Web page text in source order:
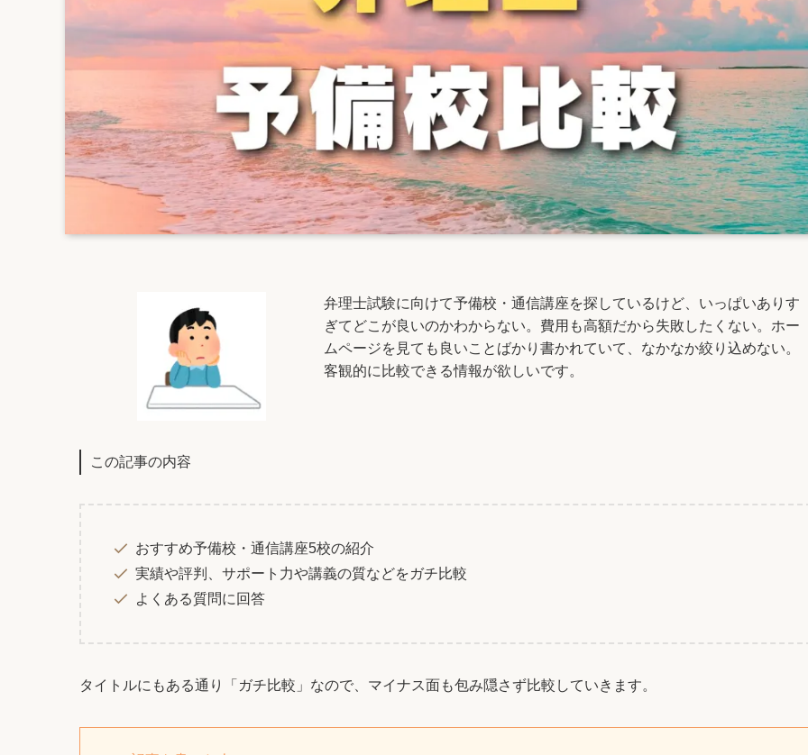
弁理士試験に向けて予備校・通信講座を探しているけど、いっぱいありす
ぎてどこが良いのかわからない。費用も高額だから失敗したくない。ホー
ムページを見ても良いことばかり書かれていて、なかなか絞り込めない。
客観的に比較できる情報が欲しいです。
この記事の内容
おすすめ予備校・通信講座5校の紹介
実績や評判、サポート力や講義の質などをガチ比較
よくある質問に回答
タイトルにもある通り「ガチ比較」なので、マイナス面も包み隠さず比較していきます。